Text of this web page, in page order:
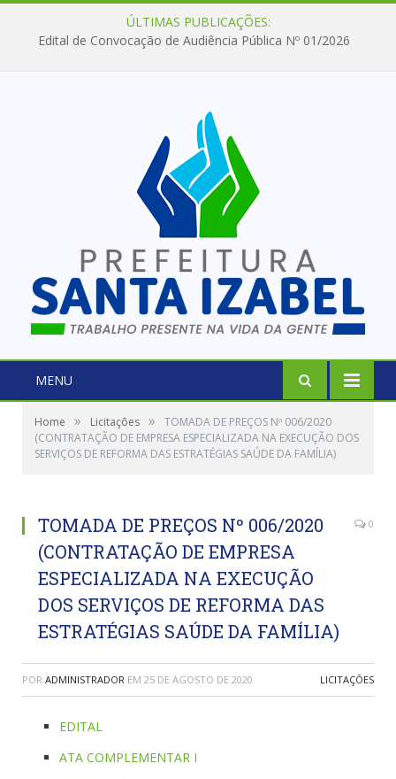
ÚLTIMAS PUBLICAÇÕES:
Edital de Convocação de Audiência Pública Nº 01/2026
MENU
Home » Licitações »
TOMADA DE PREÇOS Nº 006/2020
(CONTRATAÇÃO DE EMPRESA ESPECIALIZADA NA EXECUÇÃO DOS
SERVIÇOS DE REFORMA DAS ESTRATÉGIAS SAÚDE DA FAMÍLIA)
TOMADA DE PREÇOS Nº 006/2020
(CONTRATAÇÃO DE EMPRESA
ESPECIALIZADA NA EXECUÇÃO
DOS SERVIÇOS DE REFORMA DAS
ESTRATÉGIAS SAÚDE DA FAMÍLIA)
0
POR ADMINISTRADOR EM 25 DE AGOSTO DE 2020 LICITAÇÕES
EDITAL
ATA COMPLEMENTAR I